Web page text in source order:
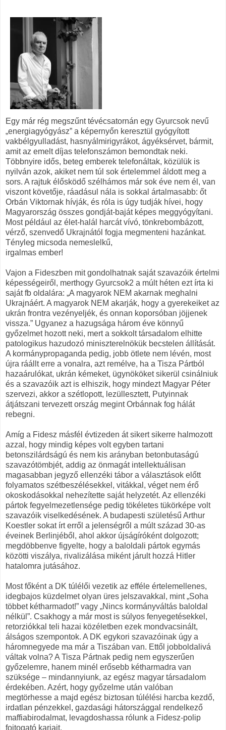
Egy már rég megszűnt tévécsatornán egy Gyurcsok nevű
„energiagyógyász” a képernyőn keresztül gyógyított
vakbélgyulladást, hasnyálmirigyrákot, ágyéksérvet, bármit,
amit az emelt díjas telefonszámon bemondtak neki.
Többnyire idős, beteg emberek telefonáltak, közülük is
nyilván azok, akiket nem túl sok értelemmel áldott meg a
sors. A rajtuk élősködő szélhámos már sok éve nem él, van
viszont követője, ráadásul nála is sokkal ártalmasabb: őt
Orbán Viktornak hívják, és róla is úgy tudják hívei, hogy
Magyarország összes gondját-baját képes meggyógyítani.
Most például az élet-halál harcát vívó, tönkrebombázott,
vérző, szenvedő Ukrajnától fogja megmenteni hazánkat.
Tényleg micsoda nemeslelkű,
irgalmas ember!
Vajon a Fideszben mit gondolhatnak saját szavazóik értelmi
képességeiről, merthogy Gyurcsok2 a múlt héten ezt írta ki
saját fb oldalára: „A magyarok NEM akarnak meghalni
Ukrajnáért. A magyarok NEM akarják, hogy a gyerekeiket az
ukrán frontra vezényeljék, és onnan koporsóban jöjjenek
vissza.” Ugyanez a hazugsága három éve könnyű
győzelmet hozott neki, mert a sokkolt társadalom elhitte
patologikus hazudozó miniszterelnökük becstelen állítását.
A kormánypropaganda pedig, jobb ötlete nem lévén, most
újra ráállt erre a vonalra, azt remélve, ha a Tisza Pártból
hazaárulókat, ukrán kémeket, ügynököket sikerül csinálniuk
és a szavazóik azt is elhiszik, hogy mindezt Magyar Péter
szervezi, akkor a szétlopott, lezüllesztett, Putyinnak
átjátszani tervezett ország megint Orbánnak fog hálát
rebegni.
Amíg a Fidesz másfél évtizeden át sikert sikerre halmozott
azzal, hogy mindig képes volt egyben tartani
betonszilárdságú és nem kis arányban betonbutaságú
szavazótömbjét, addig az önmagát intellektuálisan
magasabban jegyző ellenzéki tábor a választások előtt
folyamatos szétbeszélésekkel, vitákkal, véget nem érő
okoskodásokkal nehezítette saját helyzetét. Az ellenzéki
pártok fegyelmezetlensége pedig tökéletes tükörképe volt
szavazóik viselkedésének. A budapesti születésű Arthur
Koestler sokat írt erről a jelenségről a múlt század 30-as
éveinek Berlinjéből, ahol akkor újságíróként dolgozott;
megdöbbenve figyelte, hogy a baloldali pártok egymás
közötti viszálya, rivalizálása miként járult hozzá Hitler
hatalomra jutásához.
Most főként a DK túlélői vezetik az efféle értelemellenes,
idegbajos küzdelmet olyan üres jelszavakkal, mint „Soha
többet kétharmadot!” vagy „Nincs kormányváltás baloldal
nélkül”. Csakhogy a már most is súlyos fenyegetésekkel,
retorziókkal teli hazai közéletben ezek mondvacsinált,
álságos szempontok. A DK egykori szavazóinak úgy a
háromnegyede ma már a Tiszában van. Ettől jobboldalivá
váltak volna? A Tisza Pártnak pedig nem egyszerűen
győzelemre, hanem minél erősebb kétharmadra van
szüksége – mindannyiunk, az egész magyar társadalom
érdekében. Azért, hogy győzelme után valóban
megtörhesse a majd egész biztosan túlélési harcba kezdő,
irdatlan pénzekkel, gazdasági hátországgal rendelkező
maffiabirodalmat, levagdoshassa rólunk a Fidesz-polip
fojtogató karjait.